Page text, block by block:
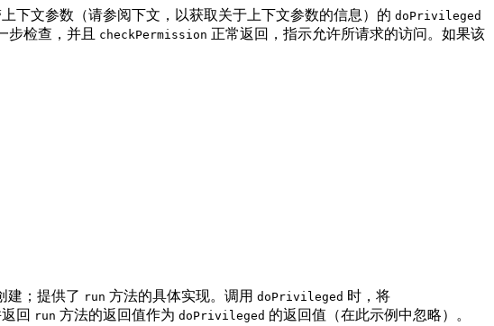
下文参数（请参阅下文，以获取关于上下文参数的信息）的 doPrivileged
步检查，并且 checkPermission 正常返回，指示允许所请求的访问。如果该
建；提供了 run 方法的具体实现。调用 doPrivileged 时，将
回 run 方法的返回值作为 doPrivileged 的返回值（在此示例中忽略）。